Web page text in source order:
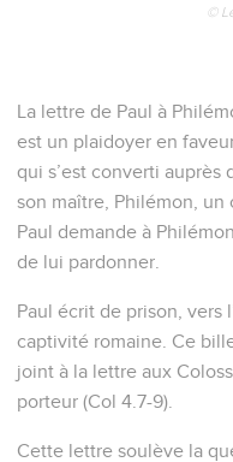
©
La lettre de Paul à
est un plaidoyer en
qui s’est converti auprès
son maître, Philémon, un
Paul demande à
de lui pardonner.
Paul écrit de prison, vers
captivité romaine. Ce
joint à la lettre aux
porteur (Col 4.7-9).
Cette lettre soulève la